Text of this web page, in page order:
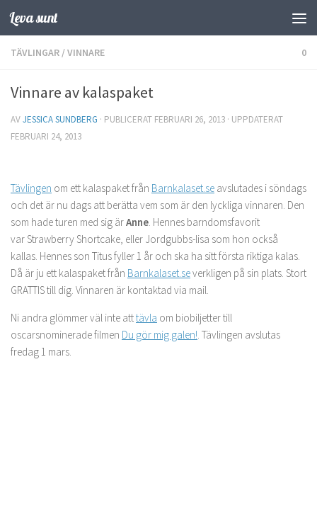
Hoppa till innehåll
Leva sunt
TÄVLINGAR /VINNARE 0
Vinnare av kalaspaket
AVJESSICA SUNDBERG · PUBLICERAT FEBRUARI 26, 2013 · UPPDATERAT
FEBRUARI 24, 2013
Tävlingen om ett kalaspaket från Barnkalaset.se avslutades i söndags
och det är nu dags att berätta vem som är den lyckliga vinnaren. Den
som hade turen med sig ärAnne. Hennes barndomsfavorit
var Strawberry Shortcake, eller Jordgubbs-lisa som hon också
kallas. Hennes son Titus fyller 1 år och ska ha sitt första riktiga kalas.
Då är ju ett kalaspaket från Barnkalaset.severkligen på sin plats. Stort
GRATTIS till dig. Vinnaren är kontaktad via mail.
Ni andra glömmer väl inte atttävla om biobiljetter till
oscarsnominerade filmen Du gör mig galen!. Tävlingen avslutas
fredag 1 mars.